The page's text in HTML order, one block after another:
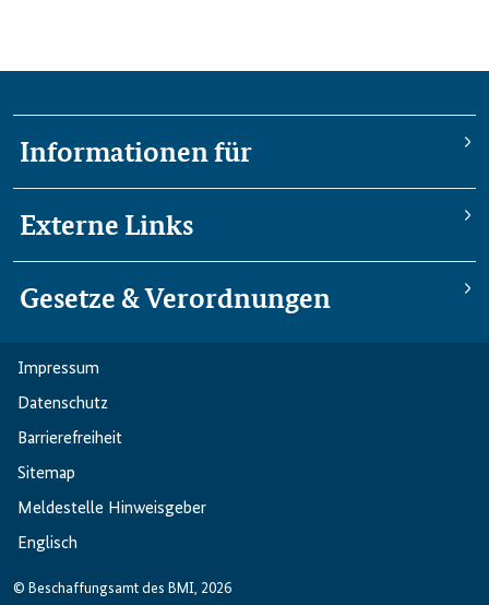
Leichte Sprache Gebärdensprache
Informationen für
Externe Links
Gesetze & Verordnungen
Impressum
Datenschutz
Barriere­freiheit
Sitemap
Meldestelle Hinweisgeber
Englisch
© Beschaffungsamt des BMI, 2026